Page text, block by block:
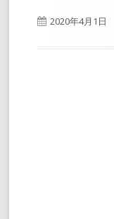
公
2020年4月1日